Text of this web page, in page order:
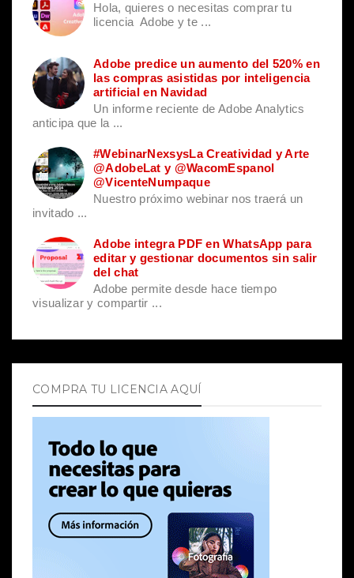
Hola, quieres o necesitas comprar tu
licencia Adobe y te ...
Adobe predice un aumento del 520% en
las compras asistidas por inteligencia
artificial en Navidad
Un informe reciente de Adobe Analytics
anticipa que la ...
#WebinarNexsysLa Creatividad y Arte
@AdobeLat y @WacomEspanol
@VicenteNumpaque
Nuestro próximo webinar nos traerá un
invitado ...
Adobe integra PDF en WhatsApp para
editar y gestionar documentos sin salir
del chat
Adobe permite desde hace tiempo
visualizar y compartir ...
COMPRA TU LICENCIA AQUÍ